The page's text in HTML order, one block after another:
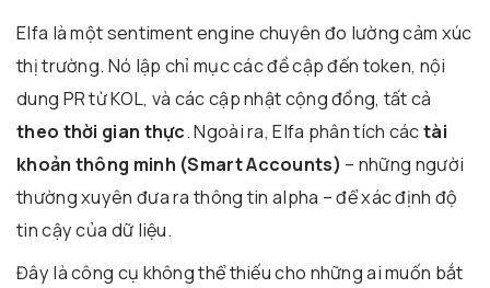
Elfa là một sentiment engine chuyên đo lường cảm xúc
thị trường. Nó lập chỉ mục các đề cập đến token, nội
dung PR từ KOL, và các cập nhật cộng đồng, tất cả
theo thời gian thực. Ngoài ra, Elfa phân tích cáctài
khoản thông minh (Smart Accounts) – những người
thường xuyên đưa ra thông tin alpha – để xác định độ
tin cậy của dữ liệu.
Đây là công cụ không thể thiếu cho những ai muốn bắt